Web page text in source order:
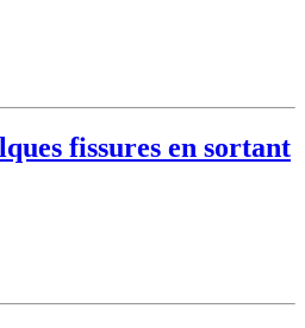
fissures en sortant